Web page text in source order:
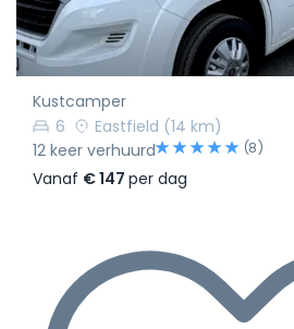
Kustcamper
6
Eastfield (14 km)
12 keer verhuurd
(8)
Vanaf € 147 per dag